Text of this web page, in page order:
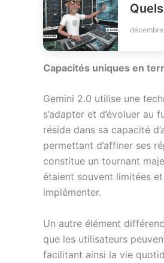
Capacités uniques en
Gemini 2.0 utilise une
s’adapter et d’évoluer
réside dans sa capacité
permettant d’affiner ses
constitue un tournant
étaient souvent limitées
implémenter.
Un autre élément
que les utilisateurs
facilitant ainsi la vie